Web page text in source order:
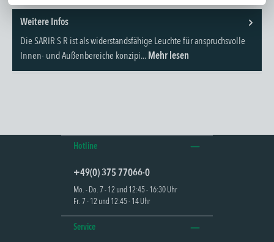
Weitere Infos
Die SARIR S R ist als widerstandsfähige Leuchte für anspruchsvolle
Innen- und Außenbereiche konzipi... Mehr lesen
Hotline
+49(0) 375 77066-0
Mo. - Do. 7 - 12 und 12:45 - 16:30 Uhr
Fr. 7 - 12 und 12:45 - 14 Uhr
Service